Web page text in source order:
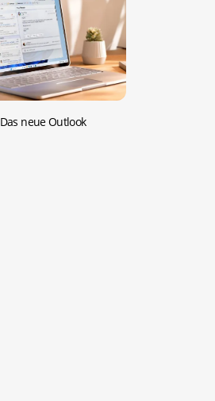
Das neue Outlook